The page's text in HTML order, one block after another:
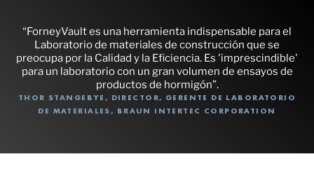
“ForneyVault es una herramienta indispensable para el
Laboratorio de materiales de construcción que se
preocupa por la Calidad y la Eficiencia. Es 'imprescindible'
para un laboratorio con un gran volumen de ensayos de
productos de hormigón”.
THOR STANGEBYE, DIRECTOR, GERENTE DE LABORATORIO
DE MATERIALES, BRAUN INTERTEC CORPORATION